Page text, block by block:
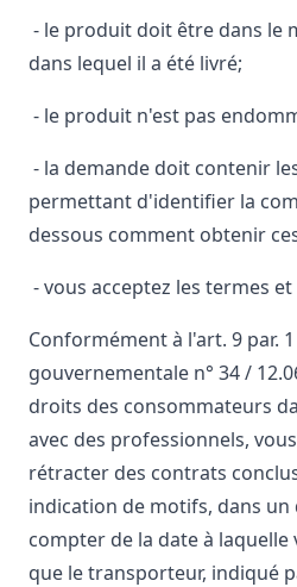
- le produit doit être dans le
dans lequel il a été livré;
- le produit n'est pas
- la demande doit contenir
permettant d'identifier la
dessous comment obtenir
- vous acceptez les termes
Conformément à l'art. 9 par.
gouvernementale n° 34 /
droits des consommateurs
avec des professionnels,
rétracter des contrats
indication de motifs, dans un
compter de la date à
que le transporteur, indiqué